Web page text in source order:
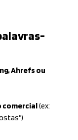
Ahrefs ou
comercial(ex: